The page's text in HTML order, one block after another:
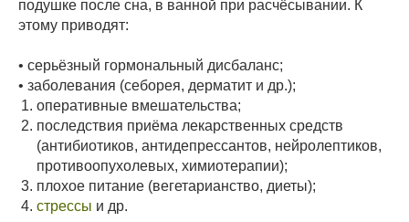
подушке после сна, в ванной при расчёсывании. К
этому приводят:
• серьёзный гормональный дисбаланс;
• заболевания (себорея, дерматит и др.);
оперативные вмешательства;
последствия приёма лекарственных средств
(антибиотиков, антидепрессантов, нейролептиков,
противоопухолевых, химиотерапии);
плохое питание (вегетарианство, диеты);
стрессы и др.